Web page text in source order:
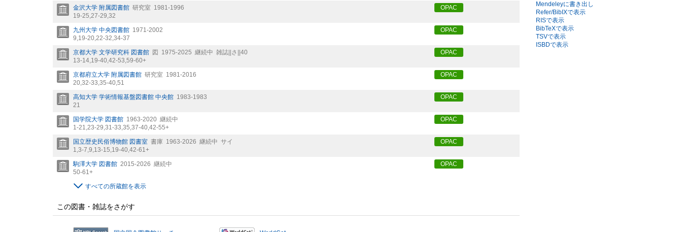
金沢大学 附属図書館 研究室 1981-1996
19-25,27-29,32
OPAC
九州大学 中央図書館 1971-2002
9,19-20,22-32,34-37
OPAC
京都大学 文学研究科 図書館 図 1975-2025 継続中 雑誌||さ||40
13-14,19-40,42-53,59-60+
OPAC
京都府立大学 附属図書館 研究室 1981-2016
20,32-33,35-40,51
OPAC
高知大学 学術情報基盤図書館 中央館 1983-1983
21
OPAC
国学院大学 図書館 1963-2020 継続中
1-21,23-29,31-33,35,37-40,42-55+
OPAC
国立歴史民俗博物館 図書室 書庫 1963-2026 継続中 サイ
1,3-7,9,13-15,19-40,42-61+
OPAC
駒澤大学 図書館 2015-2026 継続中
50-61+
OPAC
すべての所蔵館を表示
この図書・雑誌をさがす
Mendeleyに書き出し
Refer/BibIXで表示
RISで表示
BibTeXで表示
TSVで表示
ISBDで表示